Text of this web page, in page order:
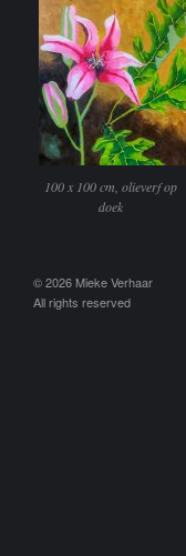
100 x 100 cm, olieverf op
doek
© 2026 Mieke Verhaar
All rights reserved